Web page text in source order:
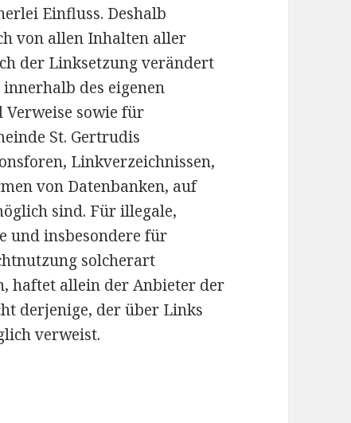
Einfluss. Deshalb
von allen Inhalten aller
der Linksetzung verändert
des eigenen
Verweise sowie für
St. Gertrudis
Linkverzeichnissen,
von Datenbanken, auf
sind. Für illegale,
und insbesondere für
solcherart
haftet allein der Anbieter der
derjenige, der über Links
verweist.